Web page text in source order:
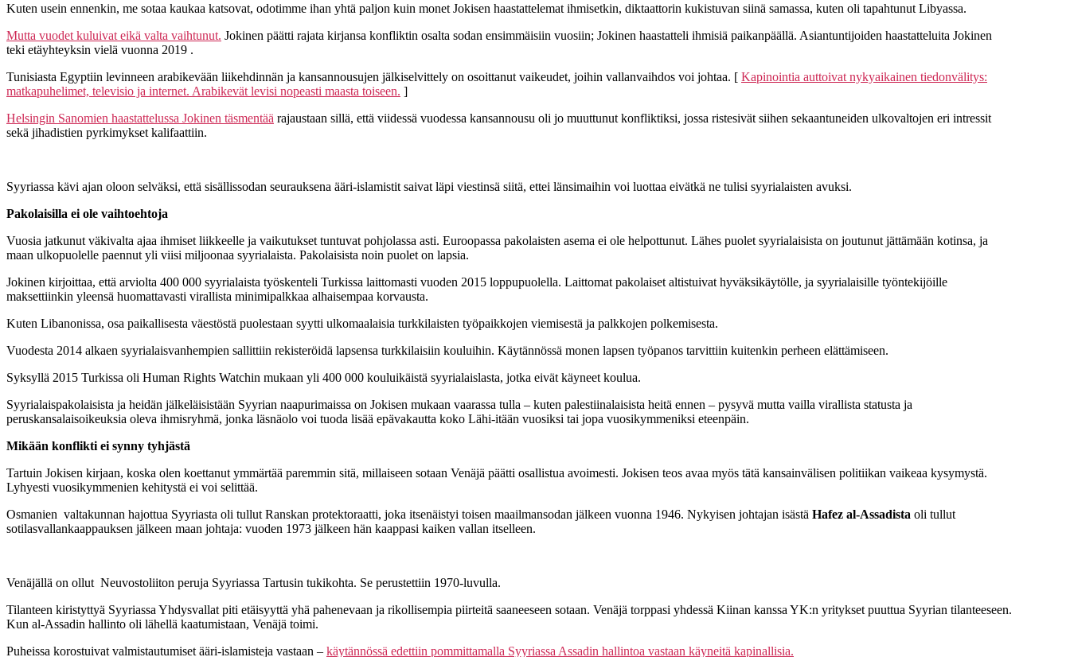
Kuten usein ennenkin, me sotaa kaukaa katsovat, odotimme ihan yhtä paljon kuin monet Jokisen haastattelemat ihmisetkin, diktaattorin kukistuvan siinä samassa, kuten oli tapahtunut Libyassa.
Mutta vuodet kuluivat eikä valta vaihtunut. Jokinen päätti rajata kirjansa konfliktin osalta sodan ensimmäisiin vuosiin; Jokinen haastatteli ihmisiä paikanpäällä. Asiantuntijoiden haastatteluita Jokinen
teki etäyhteyksin vielä vuonna 2019 .
Tunisiasta Egyptiin levinneen arabikevään liikehdinnän ja kansannousujen jälkiselvittely on osoittanut vaikeudet, joihin vallanvaihdos voi johtaa. [ Kapinointia auttoivat nykyaikainen tiedonvälitys:
matkapuhelimet, televisio ja internet. Arabikevät levisi nopeasti maasta toiseen. ]
Helsingin Sanomien haastattelussa Jokinen täsmentää rajaustaan sillä, että viidessä vuodessa kansannousu oli jo muuttunut konfliktiksi, jossa ristesivät siihen sekaantuneiden ulkovaltojen eri intressit
sekä jihadistien pyrkimykset kalifaattiin.
Syyriassa kävi ajan oloon selväksi, että sisällissodan seurauksena ääri-islamistit saivat läpi viestinsä siitä, ettei länsimaihin voi luottaa eivätkä ne tulisi syyrialaisten avuksi.
Pakolaisilla ei ole vaihtoehtoja
Vuosia jatkunut väkivalta ajaa ihmiset liikkeelle ja vaikutukset tuntuvat pohjolassa asti. Euroopassa pakolaisten asema ei ole helpottunut. Lähes puolet syyrialaisista on joutunut jättämään kotinsa, ja
maan ulkopuolelle paennut yli viisi miljoonaa syyrialaista. Pakolaisista noin puolet on lapsia.
Jokinen kirjoittaa, että arviolta 400 000 syyrialaista työskenteli Turkissa laittomasti vuoden 2015 loppupuolella. Laittomat pakolaiset altistuivat hyväksikäytölle, ja syyrialaisille työntekijöille
maksettiinkin yleensä huomattavasti virallista minimipalkkaa alhaisempaa korvausta.
Kuten Libanonissa, osa paikallisesta väestöstä puolestaan syytti ulkomaalaisia turkkilaisten työpaikkojen viemisestä ja palkkojen polkemisesta.
Vuodesta 2014 alkaen syyrialaisvanhempien sallittiin rekisteröidä lapsensa turkkilaisiin kouluihin. Käytännössä monen lapsen työpanos tarvittiin kuitenkin perheen elättämiseen.
Syksyllä 2015 Turkissa oli Human Rights Watchin mukaan yli 400 000 kouluikäistä syyrialaislasta, jotka eivät käyneet koulua.
Syyrialaispakolaisista ja heidän jälkeläisistään Syyrian naapurimaissa on Jokisen mukaan vaarassa tulla – kuten palestiinalaisista heitä ennen – pysyvä mutta vailla virallista statusta ja
peruskansalaisoikeuksia oleva ihmisryhmä, jonka läsnäolo voi tuoda lisää epävakautta koko Lähi-itään vuosiksi tai jopa vuosikymmeniksi eteenpäin.
Mikään konflikti ei synny tyhjästä
Tartuin Jokisen kirjaan, koska olen koettanut ymmärtää paremmin sitä, millaiseen sotaan Venäjä päätti osallistua avoimesti. Jokisen teos avaa myös tätä kansainvälisen politiikan vaikeaa kysymystä.
Lyhyesti vuosikymmenien kehitystä ei voi selittää.
Osmanien valtakunnan hajottua Syyriasta oli tullut Ranskan protektoraatti, joka itsenäistyi toisen maailmansodan jälkeen vuonna 1946. Nykyisen johtajan isästä Hafez al-Assadista oli tullut
sotilasvallankaappauksen jälkeen maan johtaja: vuoden 1973 jälkeen hän kaappasi kaiken vallan itselleen.
Venäjällä on ollut Neuvostoliiton peruja Syyriassa Tartusin tukikohta. Se perustettiin 1970-luvulla.
Tilanteen kiristyttyä Syyriassa Yhdysvallat piti etäisyyttä yhä pahenevaan ja rikollisempia piirteitä saaneeseen sotaan. Venäjä torppasi yhdessä Kiinan kanssa YK:n yritykset puuttua Syyrian tilanteeseen.
Kun al-Assadin hallinto oli lähellä kaatumistaan, Venäjä toimi.
Puheissa korostuivat valmistautumiset ääri-islamisteja vastaan – käytännössä edettiin pommittamalla Syyriassa Assadin hallintoa vastaan käyneitä kapinallisia.